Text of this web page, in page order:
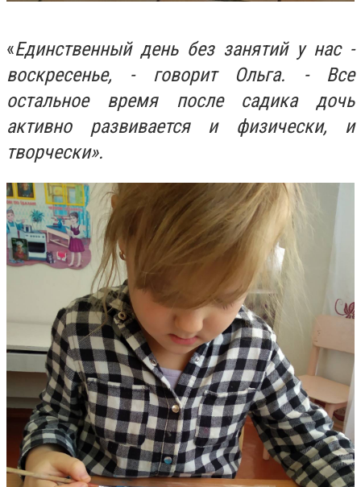
«Единственный день без занятий у нас -
воскресенье, - говорит Ольга. - Все
остальное время после садика дочь
активно развивается и физически, и
творчески».